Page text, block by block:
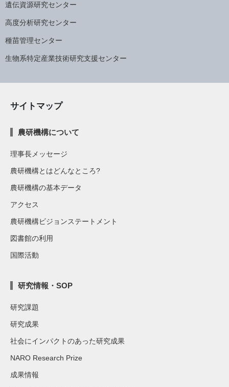
遺伝資源研究センター
高度分析研究センター
種苗管理センター
生物系特定産業技術研究支援センター
サイトマップ
農研機構について
理事長メッセージ
農研機構とはどんなところ?
農研機構の基本データ
アクセス
農研機構ビジョンステートメント
図書館の利用
国際活動
研究情報・SOP
研究課題
研究成果
社会にインパクトのあった研究成果
NARO Research Prize
成果情報